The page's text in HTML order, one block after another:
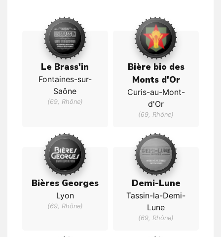
Le Brass'in
Fontaines-sur-
Saône
(69, Rhône)
Bière bio des
Monts d'Or
Curis-au-Mont-
d'Or
(69, Rhône)
Bières Georges
Lyon
(69, Rhône)
Demi-Lune
Tassin-la-Demi-
Lune
(69, Rhône)